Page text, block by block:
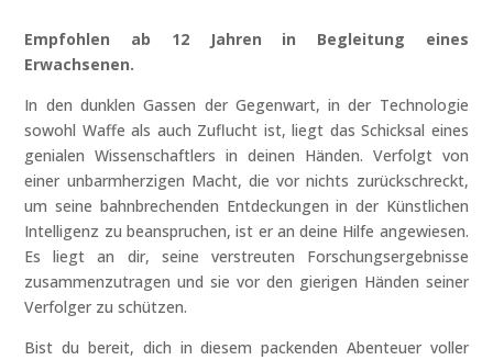
Empfohlen ab 12 Jahren in Begleitung eines
Erwachsenen.
In den dunklen Gassen der Gegenwart, in der Technologie
sowohl Waffe als auch Zuflucht ist, liegt das Schicksal eines
genialen Wissenschaftlers in deinen Händen. Verfolgt von
einer unbarmherzigen Macht, die vor nichts zurückschreckt,
um seine bahnbrechenden Entdeckungen in der Künstlichen
Intelligenz zu beanspruchen, ist er an deine Hilfe angewiesen.
Es liegt an dir, seine verstreuten Forschungsergebnisse
zusammenzutragen und sie vor den gierigen Händen seiner
Verfolger zu schützen.
Bist du bereit, dich in diesem packenden Abenteuer voller